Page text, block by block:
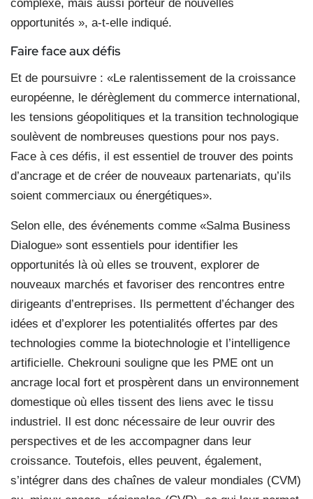
complexe, mais aussi porteur de nouvelles
opportunités », a-t-elle indiqué.
Faire face aux défis
Et de poursuivre : «Le ralentissement de la croissance
européenne, le dérèglement du commerce international,
les tensions géopolitiques et la transition technologique
soulèvent de nombreuses questions pour nos pays.
Face à ces défis, il est essentiel de trouver des points
d’ancrage et de créer de nouveaux partenariats, qu’ils
soient commerciaux ou énergétiques».
Selon elle, des événements comme «Salma Business
Dialogue» sont essentiels pour identifier les
opportunités là où elles se trouvent, explorer de
nouveaux marchés et favoriser des rencontres entre
dirigeants d’entreprises. Ils permettent d’échanger des
idées et d’explorer les potentialités offertes par des
technologies comme la biotechnologie et l’intelligence
artificielle. Chekrouni souligne que les PME ont un
ancrage local fort et prospèrent dans un environnement
domestique où elles tissent des liens avec le tissu
industriel. Il est donc nécessaire de leur ouvrir des
perspectives et de les accompagner dans leur
croissance. Toutefois, elles peuvent, également,
s’intégrer dans des chaînes de valeur mondiales (CVM)